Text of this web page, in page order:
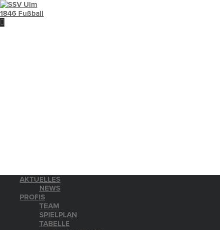
AKTUELLES
NEWS
PROFIS
TEAM
SPIELPLAN
TABELLE